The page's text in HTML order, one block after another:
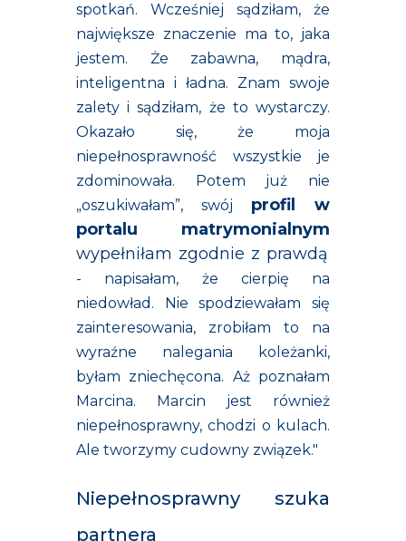
spotkań. Wcześniej sądziłam, że
największe znaczenie ma to, jaka
jestem. Że zabawna, mądra,
inteligentna i ładna. Znam swoje
zalety i sądziłam, że to wystarczy.
Okazało się, że moja
niepełnosprawność wszystkie je
zdominowała. Potem już nie
„oszukiwałam”, swój profil w
portalu matrymonialnym
wypełniłam zgodnie z prawdą
- napisałam, że cierpię na
niedowład. Nie spodziewałam się
zainteresowania, zrobiłam to na
wyraźne nalegania koleżanki,
byłam zniechęcona. Aż poznałam
Marcina. Marcin jest również
niepełnosprawny, chodzi o kulach.
Ale tworzymy cudowny związek."
Niepełnosprawny szuka
partnera